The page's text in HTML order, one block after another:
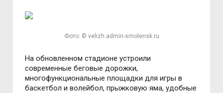
Фото: © velizh.admin-smolensk.ru
На обновленном стадионе устроили
современные беговые дорожки,
многофункциональные площадки для игры в
баскетбол и волейбол, прыжковую яма, удобные